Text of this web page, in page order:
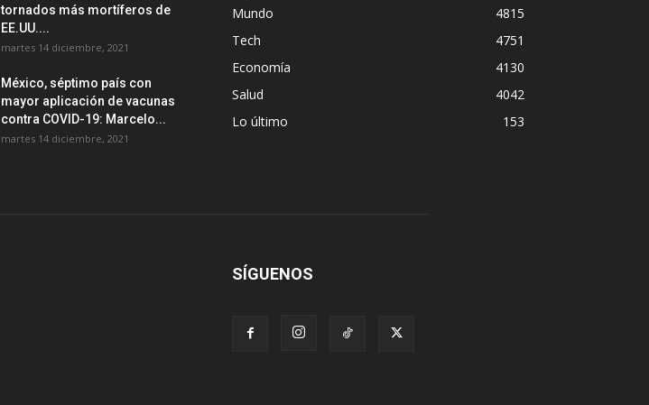
tornados más mortíferos de
EE.UU....
martes 14 diciembre, 2021
México, séptimo país con
mayor aplicación de vacunas
contra COVID-19: Marcelo...
martes 14 diciembre, 2021
Mundo
4815
Tech
4751
Economía
4130
Salud
4042
Lo último
153
SÍGUENOS